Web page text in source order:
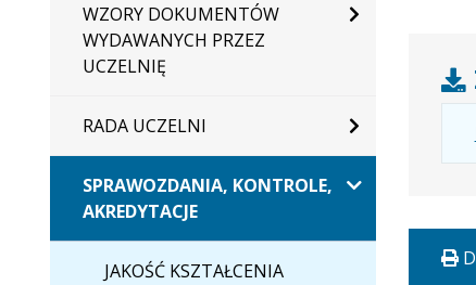
WZORY DOKUMENTÓW
WYDAWANYCH PRZEZ
UCZELNIĘ
RADA UCZELNI
SPRAWOZDANIA, KONTROLE,
AKREDYTACJE
JAKOŚĆ KSZTAŁCENIA